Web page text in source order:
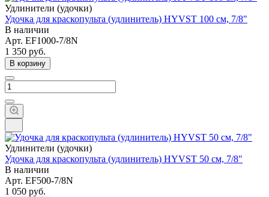
Удлинители (удочки)
Удочка для краскопульта (удлинитель) HYVST 100 см, 7/8"
В наличии
Арт. EF1000-7/8N
1 350 руб.
В корзину
Удлинители (удочки)
Удочка для краскопульта (удлинитель) HYVST 50 см, 7/8"
В наличии
Арт. EF500-7/8N
1 050 руб.